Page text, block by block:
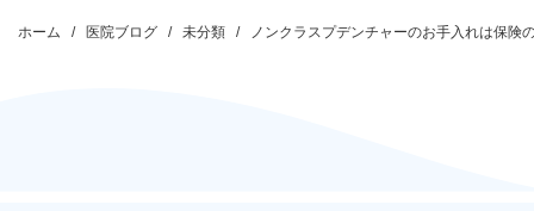
稿
ホーム 医院ブログ 未分類 ノンクラスプデンチャーのお手入れは保